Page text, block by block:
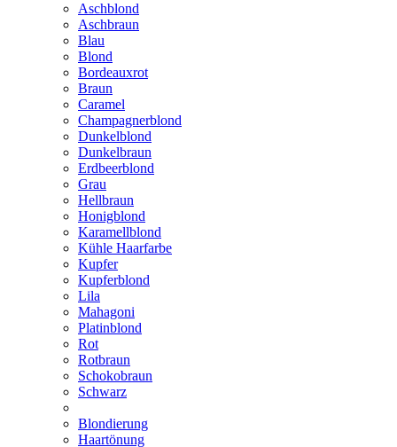
Aschblond
Aschbraun
Blau
Blond
Bordeauxrot
Braun
Caramel
Champagnerblond
Dunkelblond
Dunkelbraun
Erdbeerblond
Grau
Hellbraun
Honigblond
Karamellblond
Kühle Haarfarbe
Kupfer
Kupferblond
Lila
Mahagoni
Platinblond
Rot
Rotbraun
Schokobraun
Schwarz
Blondierung
Haartönung